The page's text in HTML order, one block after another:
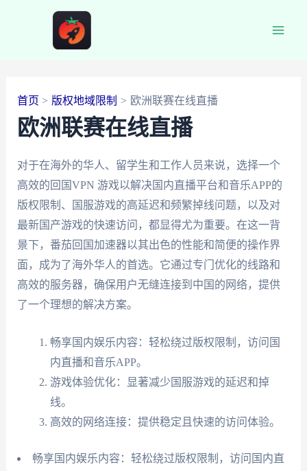
首页 版权地域限制 欧洲联赛在线直播
欧洲联赛在线直播
对于在海外的华人、留学生和工作人员来说，选择一个
高效的回国VPN 游戏以解决国内直播平台和音乐APP的
版权限制、国服游戏的高延迟和频繁掉线问题，以及对
最新国产游戏的快速访问，都显得尤为重要。在这一背
景下，番茄回国加速器以其出色的性能和简便的操作界
面，成为了海外华人的首选。它通过专门优化的线路和
高效的服务器，确保用户无缝连接到中国的网络，提供
了一个理想的解决方案。
畅享国内娱乐内容：轻松绕过版权限制，访问国
内直播和音乐APP。
游戏体验优化：显著减少国服游戏的延迟和掉
线。
高效的网络连接：提供稳定且快速的访问体验。
畅享国内娱乐内容：轻松绕过版权限制，访问国内直